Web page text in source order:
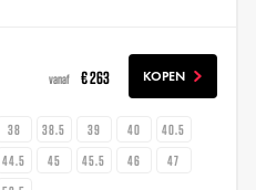
vanaf € 263 KOPEN
38 38.5 39 40
40.5
44.5 45 45.5 46
47